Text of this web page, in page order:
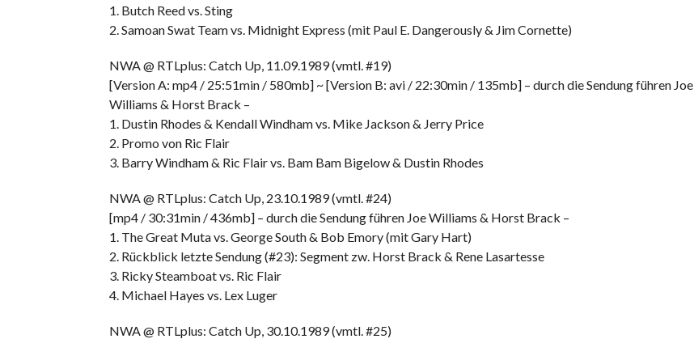
1. Butch Reed vs. Sting
2. Samoan Swat Team vs. Midnight Express (mit Paul E. Dangerously & Jim Cornette)
NWA @ RTLplus: Catch Up, 11.09.1989 (vmtl. #19)
[Version A: mp4 / 25:51min / 580mb] ~ [Version B: avi / 22:30min / 135mb] – durch die Sendung führen Joe
Williams & Horst Brack –
1. Dustin Rhodes & Kendall Windham vs. Mike Jackson & Jerry Price
2. Promo von Ric Flair
3. Barry Windham & Ric Flair vs. Bam Bam Bigelow & Dustin Rhodes
NWA @ RTLplus: Catch Up, 23.10.1989 (vmtl. #24)
[mp4 / 30:31min / 436mb] – durch die Sendung führen Joe Williams & Horst Brack –
1. The Great Muta vs. George South & Bob Emory (mit Gary Hart)
2. Rückblick letzte Sendung (#23): Segment zw. Horst Brack & Rene Lasartesse
3. Ricky Steamboat vs. Ric Flair
4. Michael Hayes vs. Lex Luger
NWA @ RTLplus: Catch Up, 30.10.1989 (vmtl. #25)